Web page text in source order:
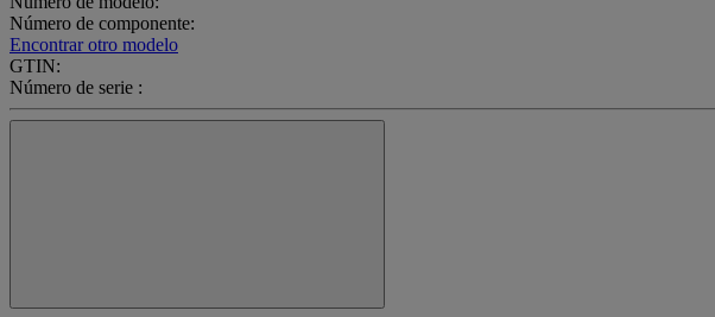
Número de componente:
Encontrar otro modelo
GTIN:
Número de serie :